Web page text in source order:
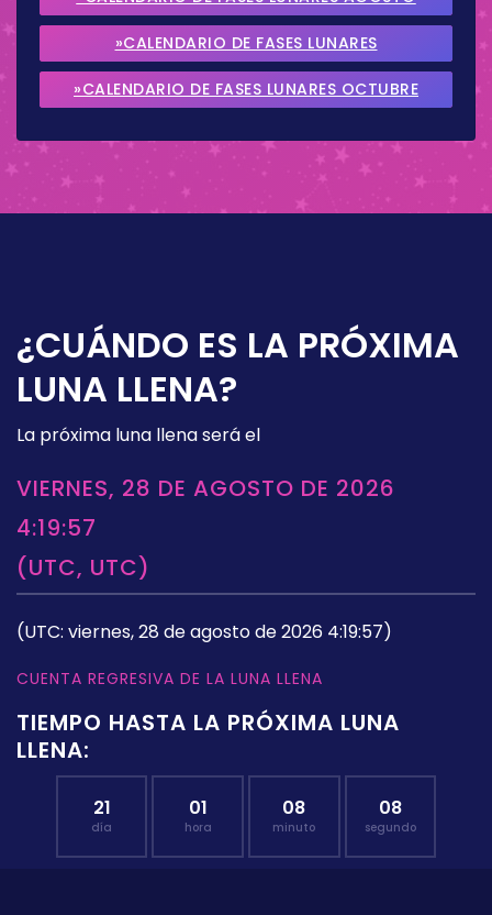
2026
»CALENDARIO DE FASES LUNARES
SEPTIEMBRE 2026
»CALENDARIO DE FASES LUNARES OCTUBRE
¿CUÁNDO ES LA PRÓXIMA
LUNA LLENA?
La próxima luna llena será el
VIERNES, 28 DE AGOSTO DE 2026
4:19:57
(UTC, UTC)
(UTC: viernes, 28 de agosto de 2026 4:19:57)
CUENTA REGRESIVA DE LA LUNA LLENA
TIEMPO HASTA LA PRÓXIMA LUNA
LLENA:
21
día
01
hora
08
minuto
07
segundo